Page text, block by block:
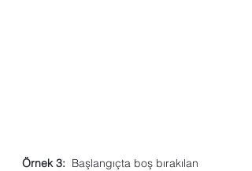
Örnek 3:
  Başlangıçta boş bırakılan